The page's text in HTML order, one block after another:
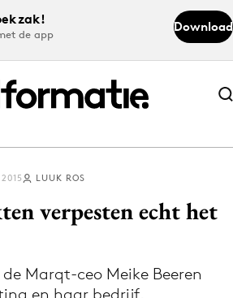
de app
Download
Abonneer nu
Abonneer nu
nieuws via de Adformatie
LUUK ROS
verpesten echt het
Marqt-ceo Meike Beeren
en haar bedrijf.